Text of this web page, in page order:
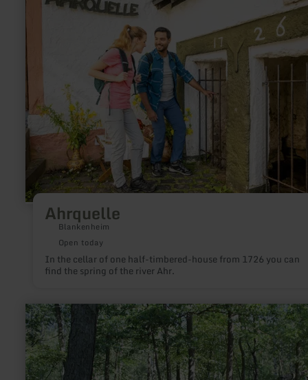
Ahrquelle
Blankenheim
Open today
In the cellar of one half-timbered-house from 1726 you can
find the spring of the river Ahr.
learn
more
about:
Jüdischer
Friedhof
Nickenich